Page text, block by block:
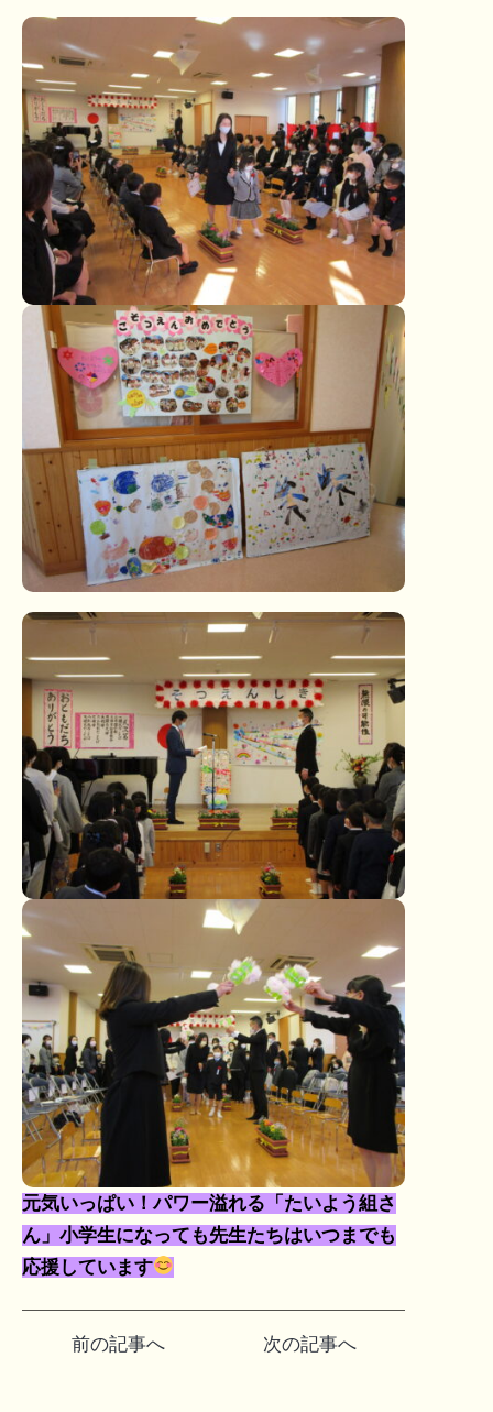
元気いっぱい！パワー溢れる「たいよう組さ
ん」小学生になっても先生たちはいつまでも
応援しています
前の記事へ 次の記事へ